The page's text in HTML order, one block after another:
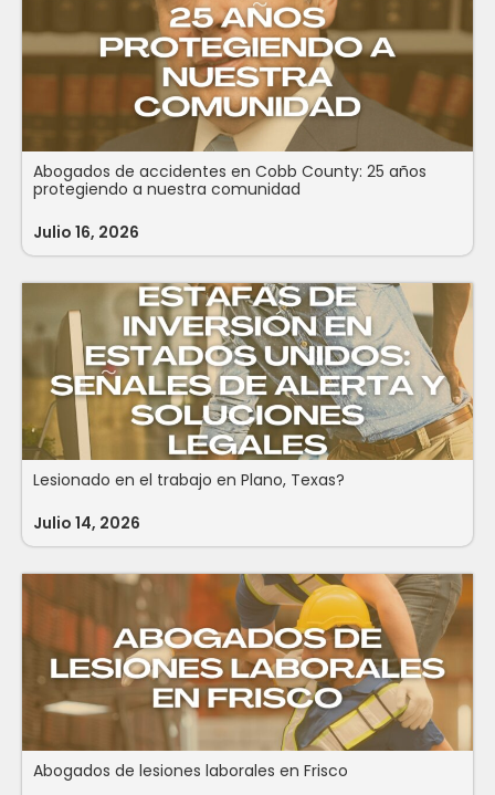
Abogados de accidentes en Cobb County: 25 años
protegiendo a nuestra comunidad
Julio 16, 2026
Lesionado en el trabajo en Plano, Texas?
Julio 14, 2026
Abogados de lesiones laborales en Frisco